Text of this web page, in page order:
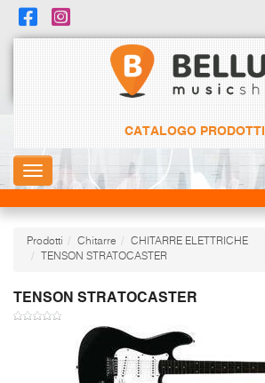
CATALOGO PRODOTTI
Toggle
navigation
Prodotti Chitarre
CHITARRE ELETTRICHE
TENSON STRATOCASTER
TENSON STRATOCASTER